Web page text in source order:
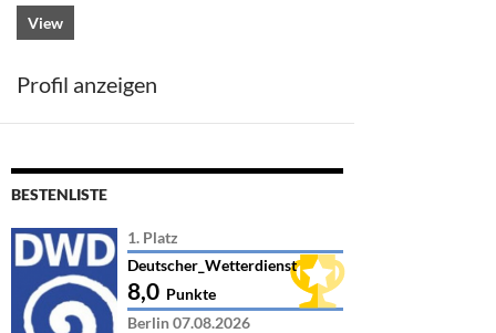
View
Profil anzeigen
BESTENLISTE
1. Platz
Deutscher_Wetterdienst
8,0 Punkte
Berlin 07.08.2026